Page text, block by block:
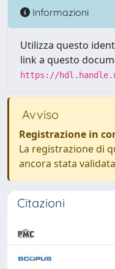
Informazioni
Utilizza questo
link a questo
https://
Avviso
Registrazione in
La registrazione di
ancora stata
Citazioni